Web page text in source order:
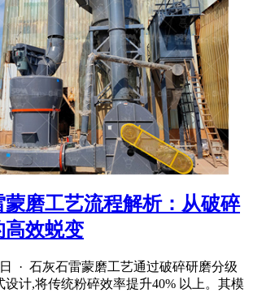
蒙磨工艺流程解析：从破碎
高效蜕变
日 · 石灰石雷蒙磨工艺通过破碎研磨分级
设计,将传统粉碎效率提升40% 以上。其模